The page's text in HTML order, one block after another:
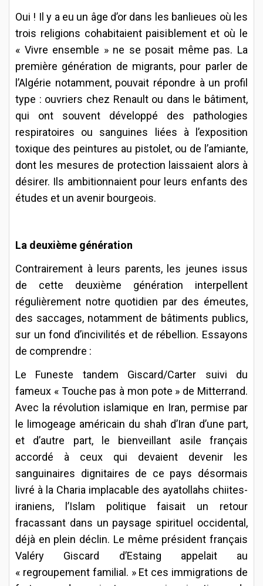
Oui ! Il y a eu un âge d’or dans les banlieues où les
trois religions cohabitaient paisiblement et où le
« Vivre ensemble » ne se posait même pas. La
première génération de migrants, pour parler de
l’Algérie notamment, pouvait répondre à un profil
type : ouvriers chez Renault ou dans le bâtiment,
qui ont souvent développé des pathologies
respiratoires ou sanguines liées à l’exposition
toxique des peintures au pistolet, ou de l’amiante,
dont les mesures de protection laissaient alors à
désirer. Ils ambitionnaient pour leurs enfants des
études et un avenir bourgeois.
La deuxième génération
Contrairement à leurs parents, les jeunes issus
de cette deuxième génération interpellent
régulièrement notre quotidien par des émeutes,
des saccages, notamment de bâtiments publics,
sur un fond d’incivilités et de rébellion. Essayons
de comprendre :
Le Funeste tandem Giscard/Carter suivi du
fameux « Touche pas à mon pote » de Mitterrand.
Avec la révolution islamique en Iran, permise par
le limogeage américain du shah d’Iran d’une part,
et d’autre part, le bienveillant asile français
accordé à ceux qui devaient devenir les
sanguinaires dignitaires de ce pays désormais
livré à la Charia implacable des ayatollahs chiites-
iraniens, l’Islam politique faisait un retour
fracassant dans un paysage spirituel occidental,
déjà en plein déclin. Le même président français
Valéry Giscard d’Estaing appelait au
« regroupement familial. » Et ces immigrations de